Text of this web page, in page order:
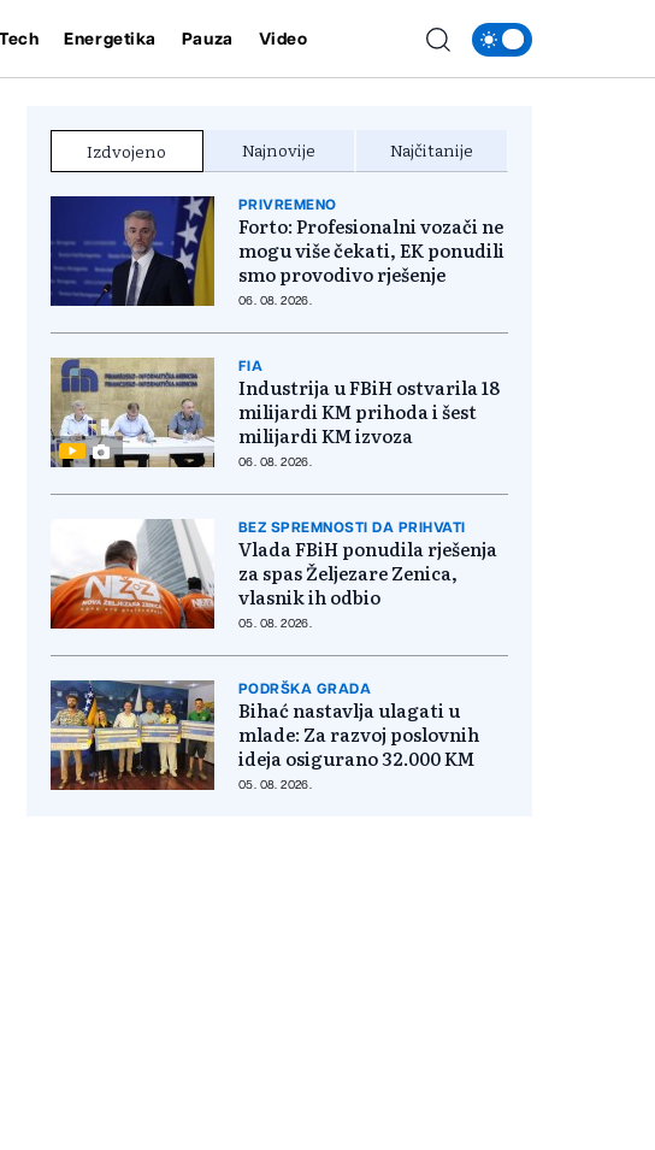
Tech Energetika Pauza Video
Izdvojeno Najnovije Najčitanije
PRIVREMENO
Forto: Profesionalni vozači ne
mogu više čekati, EK ponudili
smo provodivo rješenje
06. 08. 2026.
FIA
Industrija u FBiH ostvarila 18
milijardi KM prihoda i šest
milijardi KM izvoza
06. 08. 2026.
BEZ SPREMNOSTI DA PRIHVATI
Vlada FBiH ponudila rješenja
za spas Željezare Zenica,
vlasnik ih odbio
05. 08. 2026.
PODRŠKA GRADA
Bihać nastavlja ulagati u
mlade: Za razvoj poslovnih
ideja osigurano 32.000 KM
05. 08. 2026.